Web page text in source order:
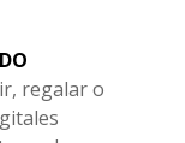
regalar o